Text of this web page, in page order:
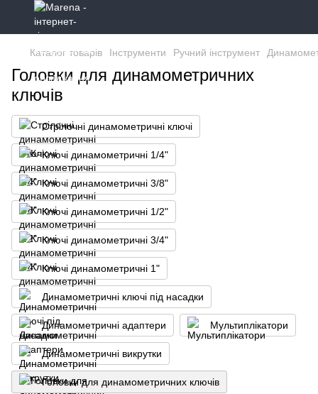
Каталог товарів Інструменти Ручний інструмент
Головки для динамометричних
ключів
Стрілочні динамометричні ключі
Ключі динамометричні 1/4"
Ключі динамометричні 3/8"
Ключі динамометричні 1/2"
Ключі динамометричні 3/4"
Ключі динамометричні 1"
Динамометричні ключі під насадки
Динамометричні адаптери Мультиплікатори
Динамометричні викрутки
Головки для динамометричних ключів